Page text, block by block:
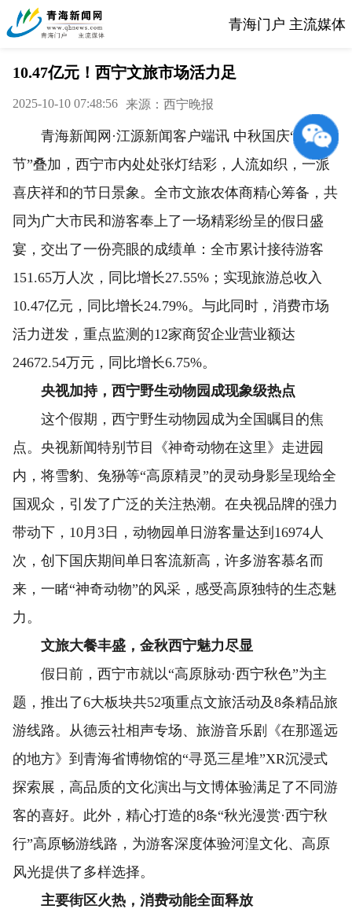
青海门户 主流媒体
10.47亿元！西宁文旅市场活力足
2025-10-10 07:48:56 来源：西宁晚报
青海新闻网·江源新闻客户端讯 中秋国庆“双
节”叠加，西宁市内处处张灯结彩，人流如织，一派
喜庆祥和的节日景象。全市文旅农体商精心筹备，共
同为广大市民和游客奉上了一场精彩纷呈的假日盛
宴，交出了一份亮眼的成绩单：全市累计接待游客
151.65万人次，同比增长27.55%；实现旅游总收入
10.47亿元，同比增长24.79%。与此同时，消费市场
活力迸发，重点监测的12家商贸企业营业额达
24672.54万元，同比增长6.75%。
央视加持，西宁野生动物园成现象级热点
这个假期，西宁野生动物园成为全国瞩目的焦
点。央视新闻特别节目《神奇动物在这里》走进园
内，将雪豹、兔狲等“高原精灵”的灵动身影呈现给全
国观众，引发了广泛的关注热潮。在央视品牌的强力
带动下，10月3日，动物园单日游客量达到16974人
次，创下国庆期间单日客流新高，许多游客慕名而
来，一睹“神奇动物”的风采，感受高原独特的生态魅
力。
文旅大餐丰盛，金秋西宁魅力尽显
假日前，西宁市就以“高原脉动·西宁秋色”为主
题，推出了6大板块共52项重点文旅活动及8条精品旅
游线路。从德云社相声专场、旅游音乐剧《在那遥远
的地方》到青海省博物馆的“寻觅三星堆”XR沉浸式
探索展，高品质的文化演出与文博体验满足了不同游
客的喜好。此外，精心打造的8条“秋光漫赏·西宁秋
行”高原畅游线路，为游客深度体验河湟文化、高原
风光提供了多样选择。
主要街区火热，消费动能全面释放